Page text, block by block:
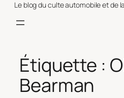
Le blog du culte automobile et de
Étiquette :
Bearman